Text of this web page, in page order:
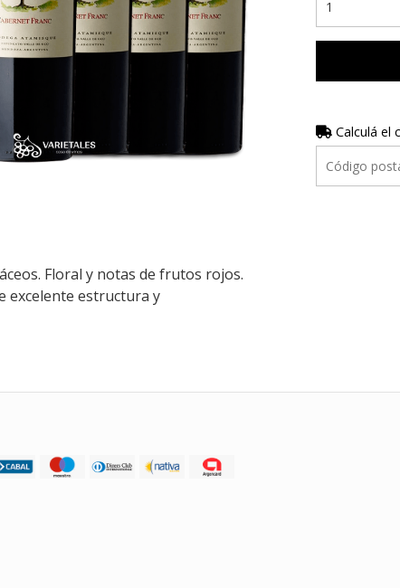
Floral y notas de frutos rojos.
excelente estructura y
Calculá el